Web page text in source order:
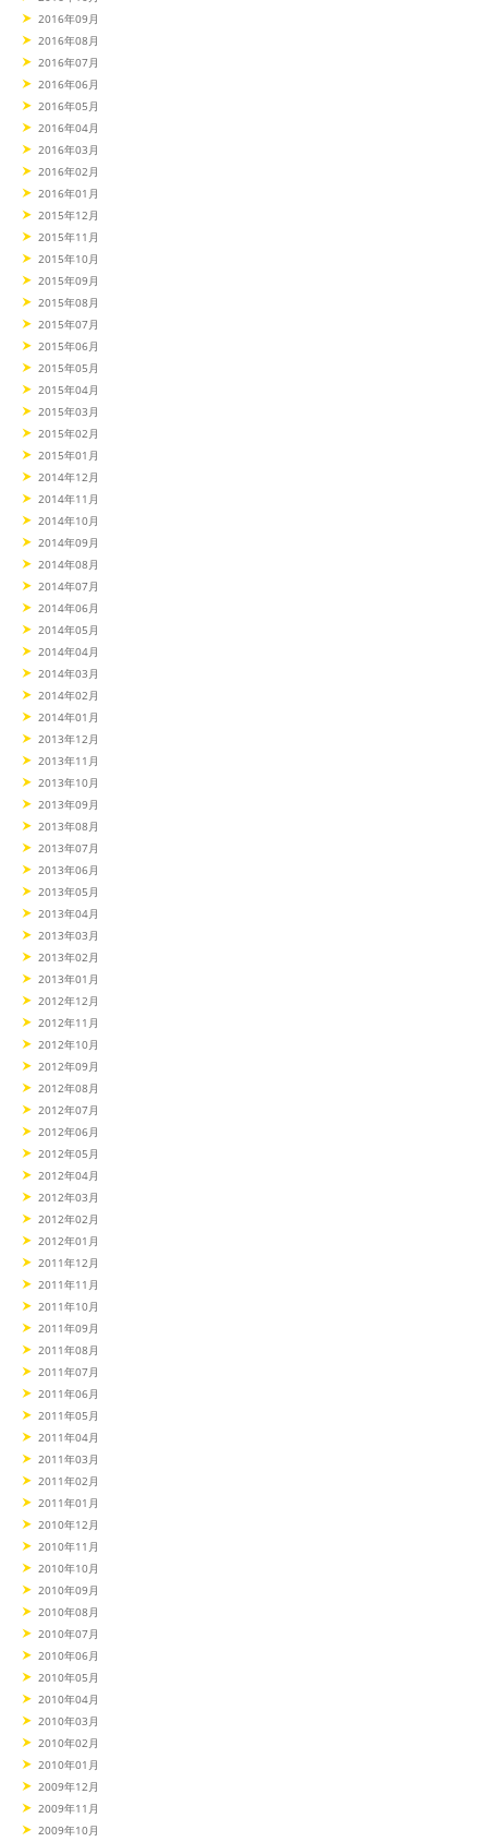
2016年09月
2016年08月
2016年07月
2016年06月
2016年05月
2016年04月
2016年03月
2016年02月
2016年01月
2015年12月
2015年11月
2015年10月
2015年09月
2015年08月
2015年07月
2015年06月
2015年05月
2015年04月
2015年03月
2015年02月
2015年01月
2014年12月
2014年11月
2014年10月
2014年09月
2014年08月
2014年07月
2014年06月
2014年05月
2014年04月
2014年03月
2014年02月
2014年01月
2013年12月
2013年11月
2013年10月
2013年09月
2013年08月
2013年07月
2013年06月
2013年05月
2013年04月
2013年03月
2013年02月
2013年01月
2012年12月
2012年11月
2012年10月
2012年09月
2012年08月
2012年07月
2012年06月
2012年05月
2012年04月
2012年03月
2012年02月
2012年01月
2011年12月
2011年11月
2011年10月
2011年09月
2011年08月
2011年07月
2011年06月
2011年05月
2011年04月
2011年03月
2011年02月
2011年01月
2010年12月
2010年11月
2010年10月
2010年09月
2010年08月
2010年07月
2010年06月
2010年05月
2010年04月
2010年03月
2010年02月
2010年01月
2009年12月
2009年11月
2009年10月